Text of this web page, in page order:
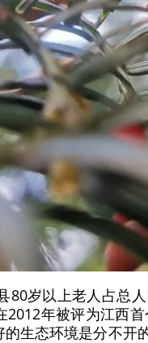
80岁以上老人占总
年被评为江西首
生态环境是分不开